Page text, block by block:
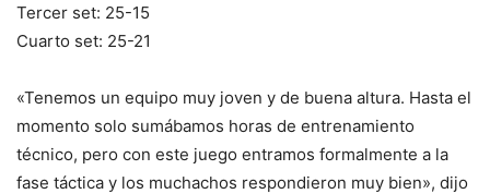
Tercer set: 25-15
Cuarto set: 25-21
«Tenemos un equipo muy joven y de buena altura. Hasta el
momento solo sumábamos horas de entrenamiento
técnico, pero con este juego entramos formalmente a la
fase táctica y los muchachos respondieron muy bien», dijo